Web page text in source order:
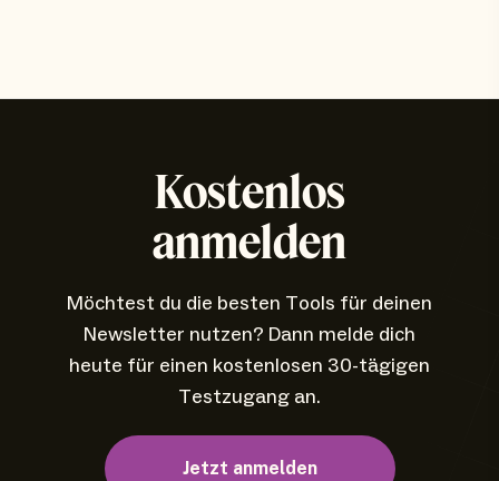
Kostenlos
anmelden
Möchtest du die besten Tools für deinen
Newsletter nutzen? Dann melde dich
heute für einen kostenlosen 30-tägigen
Testzugang an.
Jetzt anmelden